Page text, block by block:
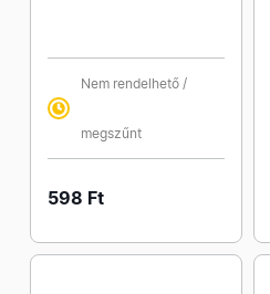
Nem rendelhető /
megszűnt
598 Ft